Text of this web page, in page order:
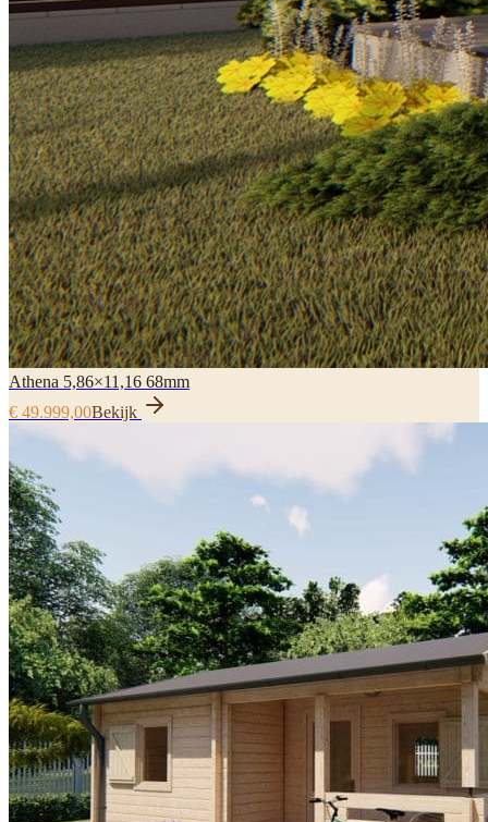
Athena 5,86×11,16 68mm
€ 49.999,00Bekijk